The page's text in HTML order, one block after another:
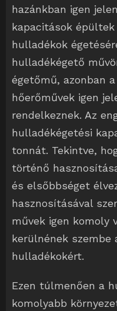
hazánkban igen
kapacitások
hulladékok
hulladékégető
égetőmű, azonban
hőerőművek igen
rendelkeznek. Az
hulladékégetési
tonnát. Tekintve,
történő
és elsőbbséget
hasznosításával
művek igen komoly
kerülnének szembe
hulladékokért.
Ezen túlmenően a
komolyabb